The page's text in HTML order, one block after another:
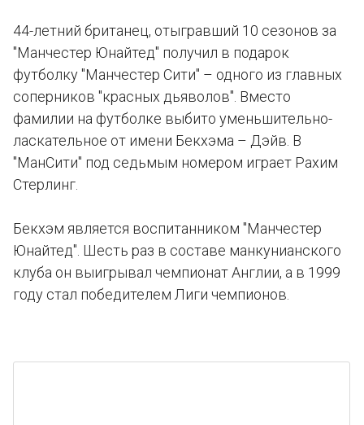
44-летний британец, отыгравший 10 сезонов за
"Манчестер Юнайтед" получил в подарок
футболку "Манчестер Сити" – одного из главных
соперников "красных дьяволов". Вместо
фамилии на футболке выбито уменьшительно-
ласкательное от имени Бекхэма – Дэйв. В
"МанСити" под седьмым номером играет Рахим
Стерлинг.
Бекхэм является воспитанником "Манчестер
Юнайтед". Шесть раз в составе манкунианского
клуба он выигрывал чемпионат Англии, а в 1999
году стал победителем Лиги чемпионов.